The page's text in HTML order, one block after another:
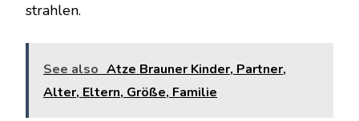
strahlen.
See also Atze Brauner Kinder, Partner,
Alter, Eltern, Größe, Familie